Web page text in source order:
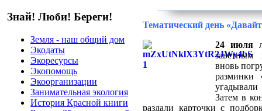
Знай! Люби! Береги!
Земля - наш общий дом
Экодаты
Экоресурсы
Экопомощь
Экоорганизации
Занимательная экология
История Красной книги
Тематический день
24 июля
заветным
вновь
разминки
Затем в
раздали карточки с